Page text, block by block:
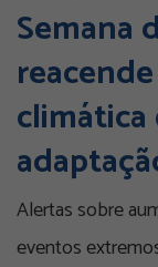
Semana
climática
Alertas sobre
eventos